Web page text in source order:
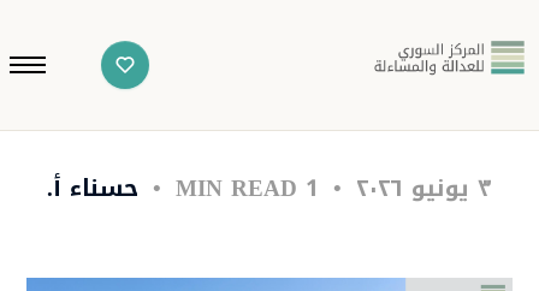
٣ يونيو ٢٠٢٦ حسناء أ.